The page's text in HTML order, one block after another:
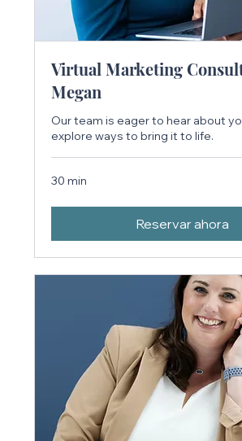
Virtual Marketing
Megan
Our team is eager to hear about
explore ways to bring it to life.
30 min
Reservar ahora